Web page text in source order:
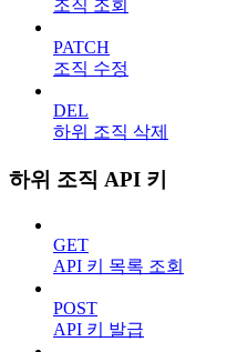
조직 조회
PATCH
조직 수정
DEL
하위 조직 삭제
하위 조직 API 키
GET
API 키 목록 조회
POST
API 키 발급